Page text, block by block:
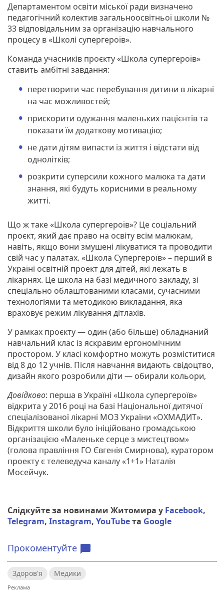
Департаментом освіти міської ради визначено
педагогічний колектив загальноосвітньої школи №
33 відповідальним за організацію навчального
процесу в «Школі супергероїв».
Команда учасників проєкту «Школа супергероїв»
ставить амбітні завдання:
перетворити час перебування дитини в лікарні
на час можливостей;
прискорити одужання маленьких пацієнтів та
показати їм додаткову мотивацію;
не дати дітям випасти із життя і відстати від
однолітків;
розкрити суперсили кожного малюка та дати
знання, які будуть корисними в реальному
житті.
Що ж таке «Школа супергероїв»? Це соціальний
проєкт, який дає право на освіту всім малюкам,
навіть, якщо вони змушені лікуватися та проводити
свій час у палатах. «Школа Супергероїв» – перший в
Україні освітній проект для дітей, які лежать в
лікарнях. Це школа на базі медичного закладу, зі
спеціально облаштованими класами, сучасними
технологіями та методикою викладання, яка
враховує режим лікування дітлахів.
У рамках проєкту — один (або більше) обладнаний
навчальний клас із яскравим ергономічним
простором. У класі комфортно можуть розміститися
від 8 до 12 учнів. Після навчання видають свідоцтво,
дизайн якого розробили діти — обирали кольори,
Довідково: перша в Україні «Школа супергероїв»
відкрита у 2016 році на базі Національної дитячої
спеціалізованої лікарні МОЗ України «ОХМАДИТ».
Відкриття школи було ініційовано громадською
організацією «Маленьке серце з мистецтвом»
(голова правління ГО Євгенія Смирнова), куратором
проекту є телеведуча каналу «1+1» Наталія
Мосейчук.
Слідкуйте за новинами Житомира у Facebook,
Telegram, Instagram, YouTubeта Google
Прокоментуйте chat_bubble
Здоров'я Медики